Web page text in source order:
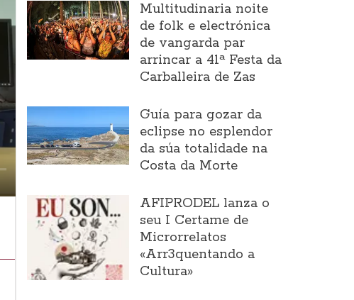
Multitudinaria noite
de folk e electrónica
de vangarda par
arrincar a 41ª Festa da
Carballeira de Zas
Guía para gozar da
eclipse no esplendor
da súa totalidade na
Costa da Morte
AFIPRODEL lanza o
seu I Certame de
Microrrelatos
«Arr3quentando a
Cultura»